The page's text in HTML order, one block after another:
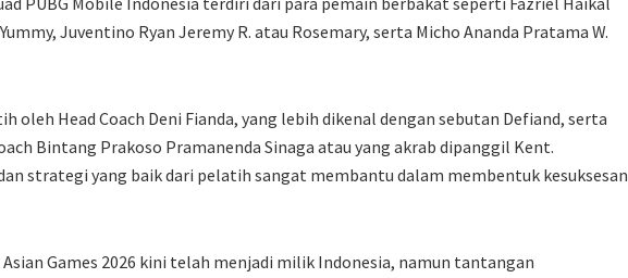
Juventino Ryan Jeremy R. atau Rosemary, serta Micho Ananda Pratama W.
oleh Head Coach Deni Fianda, yang lebih dikenal dengan sebutan Defiand, serta
Bintang Prakoso Pramanenda Sinaga atau yang akrab dipanggil Kent.
strategi yang baik dari pelatih sangat membantu dalam membentuk kesuksesan
Games 2026 kini telah menjadi milik Indonesia, namun tantangan